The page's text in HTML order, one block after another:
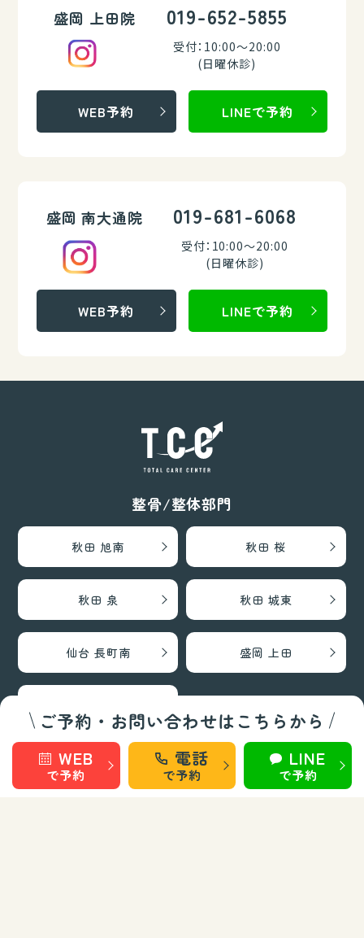
ご予約・お問い合わせはこちらから
WEB
で予約
電話
で予約
LINE
で予約
盛岡 上田院 019-652-5855
受付：10:00～20:00
(日曜休診)
WEB予約 LINEで予約
盛岡 南大通院 019-681-6068
受付：10:00～20:00
(日曜休診)
WEB予約 LINEで予約
整骨/整体部門
秋田 旭南 秋田 桜
秋田 泉 秋田 城東
仙台 長町南 盛岡 上田
巻き爪矯正・フットケア部門